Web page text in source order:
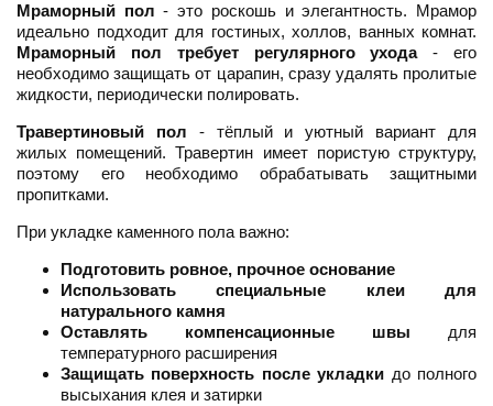
Мраморный пол - это роскошь и элегантность. Мрамор
идеально подходит для гостиных, холлов, ванных комнат.
Мраморный пол требует регулярного ухода- его
необходимо защищать от царапин, сразу удалять пролитые
жидкости, периодически полировать.
Травертиновый пол - тёплый и уютный вариант для
жилых помещений. Травертин имеет пористую структуру,
поэтому его необходимо обрабатывать защитными
пропитками.
При укладке каменного пола важно:
Подготовить ровное, прочное основание
Использовать специальные клеи для
натурального камня
Оставлять компенсационные швы для
температурного расширения
Защищать поверхность после укладки до полного
высыхания клея и затирки